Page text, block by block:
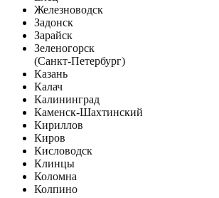
Железноводск
Задонск
Зарайск
Зеленогорск
(Санкт-Петербург)
Казань
Калач
Калининград
Каменск-Шахтинский
Кириллов
Киров
Кисловодск
Клинцы
Коломна
Колпино